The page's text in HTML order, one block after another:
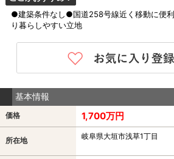
●建築条件なし●国道258号線近く移動に便
り暮らしやすい立地
基本情報
価格 1,700万円
所在地 岐阜県大垣市浅草1丁目